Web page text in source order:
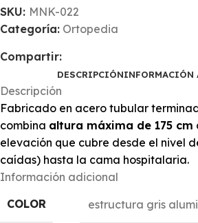
SKU: MNK-022
Categoría: Ortopedia
Compartir:
DESCRIPCIÓNINFORMACIÓN
Descripción
Fabricado en acero tubular
combina altura máxima de 175 cm
elevación que cubre desde el nivel
caídas) hasta la cama hospitalaria.
Información adicional
COLOR
estructura gris